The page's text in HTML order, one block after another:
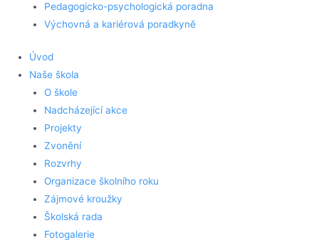
Pedagogicko-psychologická poradna
Výchovná a kariérová poradkyně
Úvod
Naše škola
O škole
Nadcházející akce
Projekty
Zvonění
Rozvrhy
Organizace školního roku
Zájmové kroužky
Školská rada
Fotogalerie